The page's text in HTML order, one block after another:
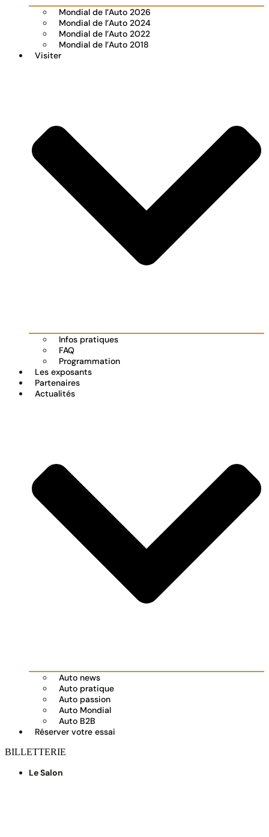
Mondial de l’Auto 2026
Mondial de l’Auto 2024
Mondial de l’Auto 2022
Mondial de l’Auto 2018
Visiter
Infos pratiques
FAQ
Programmation
Les exposants
Partenaires
Actualités
Auto news
Auto pratique
Auto passion
Auto Mondial
Auto B2B
Réserver votre essai
BILLETTERIE
Le Salon